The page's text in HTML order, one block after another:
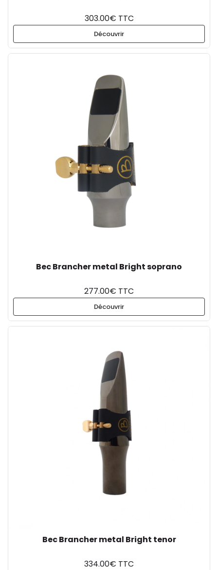
303.00€ TTC
Découvrir
Bec Brancher metal Bright soprano
277.00€ TTC
Découvrir
Bec Brancher metal Bright tenor
334.00€ TTC